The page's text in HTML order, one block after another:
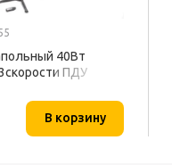
40Вт
ПДУ
В корзину